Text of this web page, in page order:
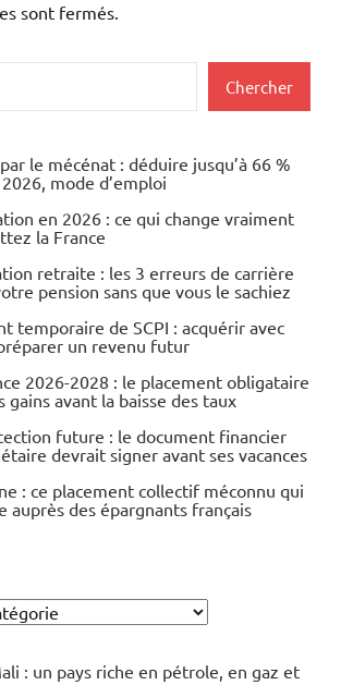
sont fermés.
Chercher
le mécénat : déduire jusqu’à 66 %
mode d’emploi
en 2026 : ce qui change vraiment
la France
retraite : les 3 erreurs de carrière
pension sans que vous le sachiez
temporaire de SCPI : acquérir avec
un revenu futur
2026-2028 : le placement obligataire
gains avant la baisse des taux
future : le document financier
devrait signer avant ses vacances
: ce placement collectif méconnu qui
auprès des épargnants français
: un pays riche en pétrole, en gaz et